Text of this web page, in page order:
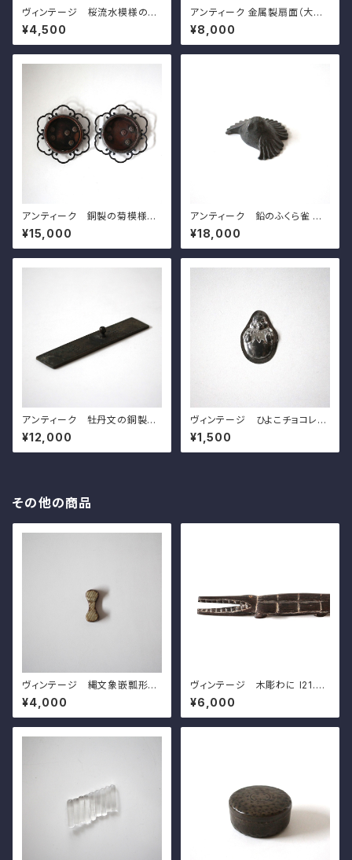
ヴィンテージ 桜流水模様の文
鎮 l20.0cm Vintage Japan
ese Mteal Paperweight, C
arved Design of Sakura Ch
¥4,500
アンティーク 金属製扇面（大黒）
壁掛 ｗ31.5cm Antique Ja
panese Fan Shaped Metal
Hanging Wall Decoration w
¥8,000
アンティーク 銅製の菊模様の
引手（一対）d8.8cm Antique
Japanese Copper Flower
Shaped Hikite Door Pull H
¥15,000
アンティーク 鉛のふくら雀 w
6.4cm Antique Japanese
Lead Fukura-Suzume Spar
row
¥18,000
アンティーク 牡丹文の銅製書
鎮 w14.7cm Antique Japa
nese Bronze Paper Weigh
t, Peonies Design
¥12,000
ヴィンテージ ひよこチョコレー
トモールド d5.3cm Vintage
French Metal Chick-Hatchi
ng-from-Egg Chocolate M
¥1,500
その他の商品
ヴィンテージ 縄文象嵌瓢形箸
置 島岡達三 d4.5cm Rope
and Slip Inlaid Chopstick R
est, by Shomaoka Tatsuzo
¥4,000
ヴィンテージ 木彫わに l21.6c
m Vintage Carved Woode
n Crocodile
¥6,000